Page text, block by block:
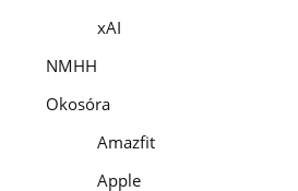
xAI
NMHH
Okosóra
Amazfit
Apple